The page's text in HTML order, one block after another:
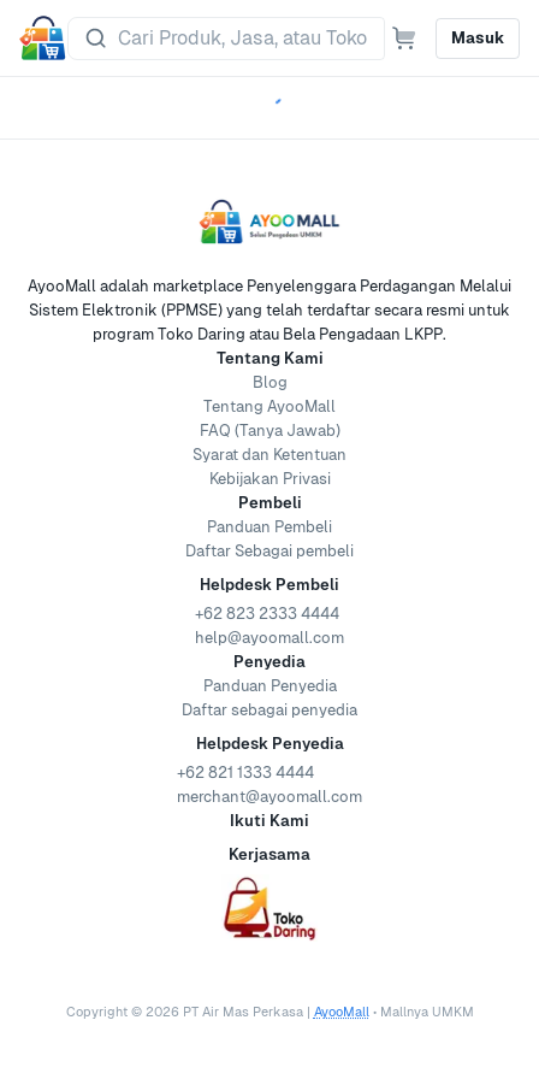
Masuk
AyooMall adalah marketplace Penyelenggara Perdagangan Melalui
Sistem Elektronik (PPMSE) yang telah terdaftar secara resmi untuk
program Toko Daring atau Bela Pengadaan LKPP.
Tentang Kami
Blog
Tentang AyooMall
FAQ (Tanya Jawab)
Syarat dan Ketentuan
Kebijakan Privasi
Pembeli
Panduan Pembeli
Daftar Sebagai pembeli
Helpdesk Pembeli
+62 823 2333 4444
help@ayoomall.com
Penyedia
Panduan Penyedia
Daftar sebagai penyedia
Helpdesk Penyedia
+62 821 1333 4444
merchant@ayoomall.com
Ikuti Kami
Kerjasama
Copyright © 2026 PT Air Mas Perkasa | AyooMall • Mallnya UMKM